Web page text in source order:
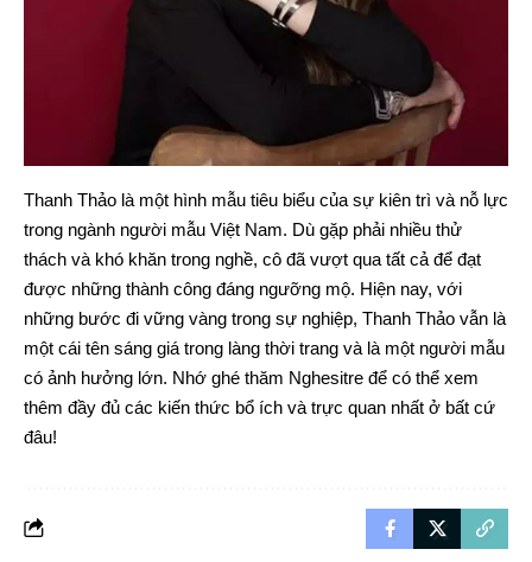
Thanh Thảo là một hình mẫu tiêu biểu của sự kiên trì và nỗ lực
trong ngành người mẫu Việt Nam. Dù gặp phải nhiều thử
thách và khó khăn trong nghề, cô đã vượt qua tất cả để đạt
được những thành công đáng ngưỡng mộ. Hiện nay, với
những bước đi vững vàng trong sự nghiệp, Thanh Thảo vẫn là
một cái tên sáng giá trong làng thời trang và là một người mẫu
có ảnh hưởng lớn. Nhớ ghé thăm Nghesitre để có thể xem
thêm đầy đủ các kiến thức bổ ích và trực quan nhất ở bất cứ
đâu!